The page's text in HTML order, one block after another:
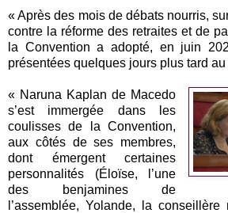
« Après des mois de débats nourris,
contre la réforme des retraites et de
la Convention a adopté, en juin
présentées quelques jours plus tard au
« Naruna Kaplan de Macedo
s’est immergée dans les
coulisses de la Convention,
aux côtés de ses membres,
dont émergent certaines
personnalités (Éloïse, l’une
des benjamines de
l’assemblée, Yolande, la